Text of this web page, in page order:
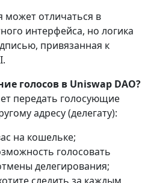
может отличаться в
интерфейса, но логика
привязанная к
голосов в Uniswap DAO?
передать голосующие
адресу (делегату):
на кошельке;
голосовать
делегирования;